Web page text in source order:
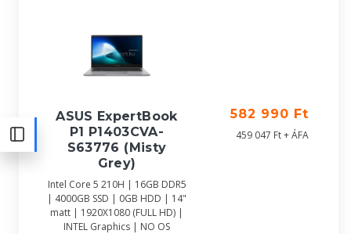
ASUS ExpertBook
P1 P1403CVA-
S63776 (Misty
Grey)
Intel Core 5 210H | 16GB DDR5
| 4000GB SSD | 0GB HDD | 14"
matt | 1920X1080 (FULL HD) |
INTEL Graphics | NO OS
582 990 Ft
459 047 Ft + ÁFA